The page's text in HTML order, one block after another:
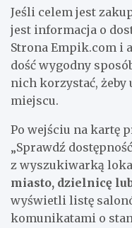
Jeśli celem jest
jest informacja o
Strona Empik.com i
dość wygodny
nich korzystać,
miejscu.
Po wejściu na kartę
„Sprawdź
z wyszukiwarką
miasto, dzielnicę
wyświetli listę
komunikatami o